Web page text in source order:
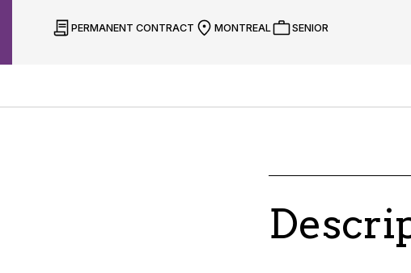
PERMANENT CONTRACT MONTREAL SENIOR